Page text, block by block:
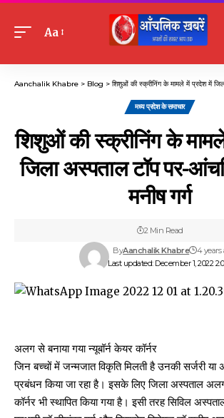
Font
Aa
Aanchalik Khabre > Blog > शिशुओं की स्क्रीनिंग के मामले में प्रदेश में जिला
मध्य प्रदेश के समाचार
शिशुओं की स्क्रीनिंग के
जिला अस्पताल टॉप पर-
मनीष गर्ग
Last updated: December 1, 2022
ByAanchalik Khabre 4 years
2 Min Read
अलग से बनाया गया न्यूबॉर्न केयर कॉर्नर
जिन बच्चों में जन्मजात विकृति मिलती है उनकी सर्जरी या
प्रबंधन किया जा रहा है। इसके लिए जिला अस्पताल
कॉर्नर भी स्थापित किया गया है। इसी तरह सिविल